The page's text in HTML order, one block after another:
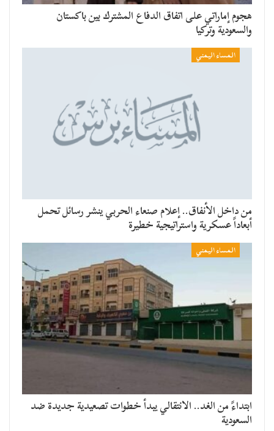
هجوم إماراتي على اتفاق الدفاع المشترك بين باكستان
والسعودية وتركيا
المساء اليمني
من داخل الأنفاق.. إعلام صنعاء الحربي ينشر رسائل تحمل
أبعاداً عسكرية واستراتيجية خطيرة
المساء اليمني
​ابتداءً من الغد.. الانتقالي يبدأ خطوات تصعيدية جديدة ضد
السعودية